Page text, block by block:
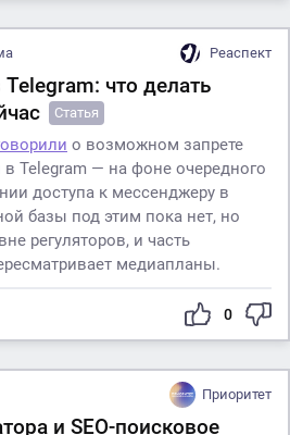
Реаспект
что делать
Статья
о возможном запрете
Telegram — на фоне очередного
доступа к мессенджеру в
базы под этим пока нет, но
регуляторов, и часть
медиапланы.
0
Приоритет
и SEO-поисковое